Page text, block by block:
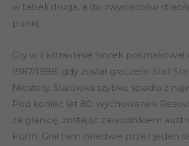
w tabeli druga, a do zwycięzców
punkt.
Gry w Ekstraklasie Siorek posmakował
1987/1988, gdy został graczem Stali
Niestety, Stalówka szybko spadła z
Pod koniec lat 80. wychowanek
za granicę, zostając zawodnikiem
Furth. Grał tam zaledwie przez jeden